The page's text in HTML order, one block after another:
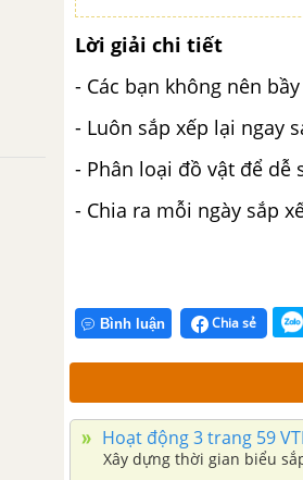
Lời giải chi tiết
- Các bạn không nên
- Luôn sắp xếp lại ngay
- Phân loại đồ vật để dễ
- Chia ra mỗi ngày sắp
Bình luận Chia sẻ
Hoạt động 3 trang 59
Xây dựng thời gian biểu